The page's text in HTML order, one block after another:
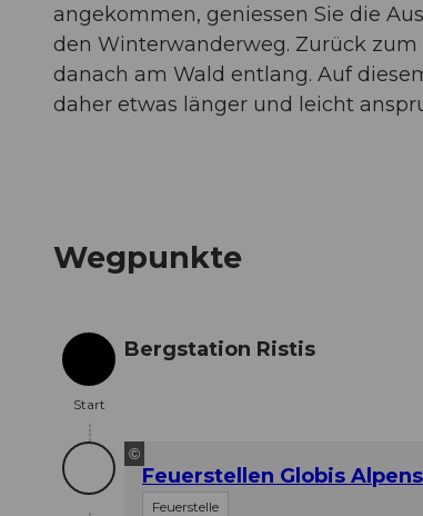
angekommen, geniessen Sie die
den Winterwanderweg. Zurück zum
danach am Wald entlang. Auf
daher etwas länger und leicht
Wegpunkte
Start
Start
Bergstation Ristis
©
Feuerstellen Globis
Feuerstelle